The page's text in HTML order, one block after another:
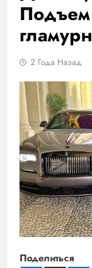
Подъем
2 Года Назад
Поделиться